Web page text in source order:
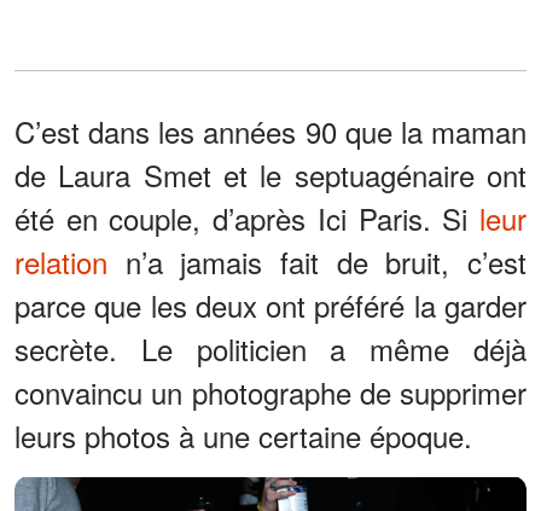
C’est dans les années 90 que la maman
de Laura Smet et le septuagénaire ont
été en couple, d’après Ici Paris. Si leur
relation n’a jamais fait de bruit, c’est
parce que les deux ont préféré la garder
secrète. Le politicien a même déjà
convaincu un photographe de supprimer
leurs photos à une certaine époque.